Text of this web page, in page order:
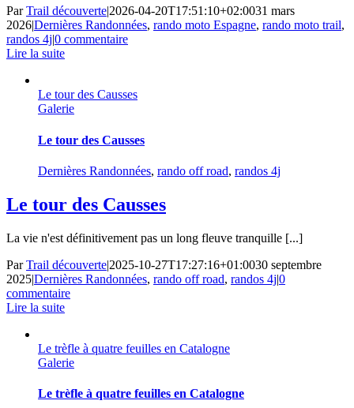
ParTrail découverte|2026-04-20T17:51:10+02:0031 mars
2026|Dernières Randonnées, rando moto Espagne, rando moto trail,
randos 4j|0 commentaire
Lire la suite
Le tour des Causses
Galerie
Le tour des Causses
Dernières Randonnées, rando off road, randos 4j
Le tour des Causses
La vie n'est définitivement pas un long fleuve tranquille [...]
ParTrail découverte|2025-10-27T17:27:16+01:0030 septembre
2025|Dernières Randonnées, rando off road, randos 4j|0
commentaire
Lire la suite
Le trèfle à quatre feuilles en Catalogne
Galerie
Le trèfle à quatre feuilles en Catalogne